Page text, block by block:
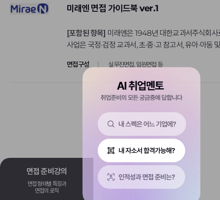
LG생활건강
LS엠트론
SK실트론
SK텔레콤
STX중공업
미래엔 면접 가이드북 ver.1
[포함된 항목] 미래엔은 1948년 대한교과서주식회사
사업은 국정·검정 교과서, 초·중·고 참고서, 유아·아
된 경쟁력을 보여준다.
면접구성 실무진면접, 임원면접 등
면접 준비강의
면접 형태별 특징과
면접의 로직